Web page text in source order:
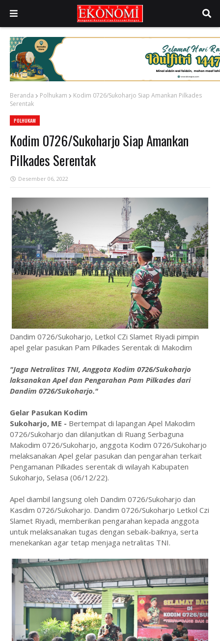
Beranda Polhukam
Kodim 0726/Sukoharjo Siap Amankan Pilkades
Serentak
POLHUKAM
Kodim 0726/Sukoharjo Siap Amankan
Pilkades Serentak
Desember 06, 2022
Dandim 0726/Sukoharjo, Letkol CZi Slamet Riyadi pimpin
apel gelar pasukan Pam Pilkades Serentak di Makodim
"Jaga Netralitas TNI, Anggota Kodim 0726/Sukoharjo
laksanakan Apel dan Pengarahan Pam Pilkades dari
Dandim 0726/Sukoharjo."
Gelar Pasukan Kodim
Sukoharjo, ME - Bertempat di lapangan Apel Makodim
0726/Sukoharjo dan dilanjutkan di Ruang Serbaguna
Makodim 0726/Sukoharjo, anggota Kodim 0726/Sukoharjo
melaksanakan Apel gelar pasukan dan pengarahan terkait
Pengamanan Pilkades serentak di wilayah Kabupaten
Sukoharjo, Selasa (06/12/22).
Apel diambil langsung oleh Dandim 0726/Sukoharjo dan
Kasdim 0726/Sukoharjo. Dandim 0726/Sukoharjo Letkol Czi
Slamet Riyadi, memberikan pengarahan kepada anggota
untuk melaksanakan tugas dengan sebaik-baiknya, serta
menekankan agar tetap menjaga netralitas TNI.